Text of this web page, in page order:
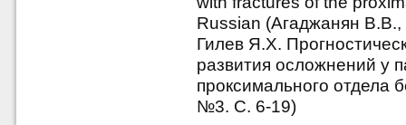
Russian (Агаджанян
Гилев Я.Х.
развития осложнений у
проксимального отдела
№3. C. 6-19)